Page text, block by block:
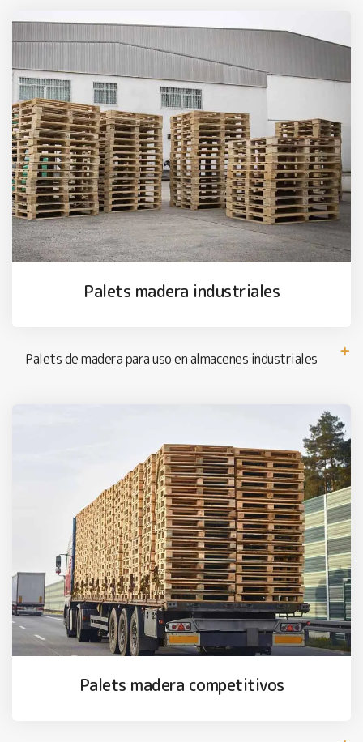
Palets madera industriales
Palets de madera para uso en almacenes industriales
Palets madera competitivos